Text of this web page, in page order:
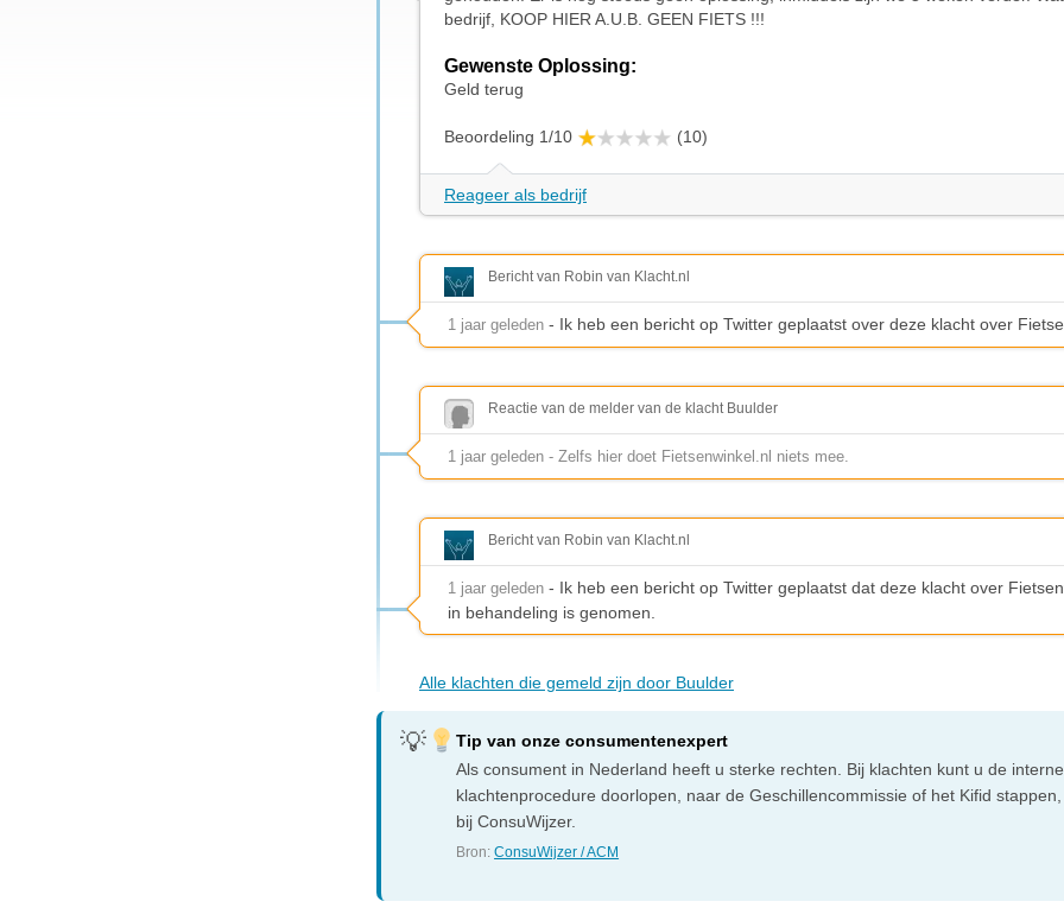
bedrijf, KOOP HIER A.U.B. GEEN FIETS !!!
Gewenste Oplossing:
Geld terug
Beoordeling 1/10 (10)
Reageer als bedrijf
Bericht van Robin van Klacht.nl
1 jaar geleden - Ik heb een bericht op Twitter geplaatst over deze klacht over
Reactie van de melder van de klacht Buulder
1 jaar geleden - Zelfs hier doet Fietsenwinkel.nl niets mee.
Bericht van Robin van Klacht.nl
1 jaar geleden - Ik heb een bericht op Twitter geplaatst dat deze klacht over
in behandeling is genomen.
Alle klachten die gemeld zijn door Buulder
Tip van onze consumentenexpert
Als consument in Nederland heeft u sterke rechten. Bij klachten kunt u de interne
klachtenprocedure doorlopen, naar de Geschillencommissie of het Kifid
bij ConsuWijzer.
Bron:ConsuWijzer / ACM